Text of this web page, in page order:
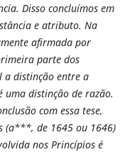
Disso concluímos em
e atributo. Na
afirmada por
parte dos
a distinção entre a
uma distinção de razão.
com essa tese,
(a***, de 1645 ou 1646)
nos Princípios é